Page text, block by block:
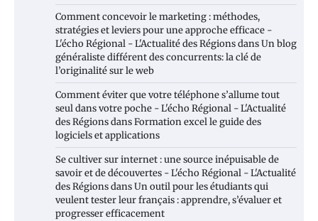
Comment concevoir le marketing : méthodes,
stratégies et leviers pour une approche efficace -
L'écho Régional - L'Actualité des RégionsdansUn blog
généraliste différent des concurrents: la clé de
l’originalité sur le web
Comment éviter que votre téléphone s’allume tout
seul dans votre poche - L'écho Régional - L'Actualité
des RégionsdansFormation excel le guide des
logiciels et applications
Se cultiver sur internet : une source inépuisable de
savoir et de découvertes - L'écho Régional - L'Actualité
des RégionsdansUn outil pour les étudiants qui
veulent tester leur français : apprendre, s’évaluer et
progresser efficacement